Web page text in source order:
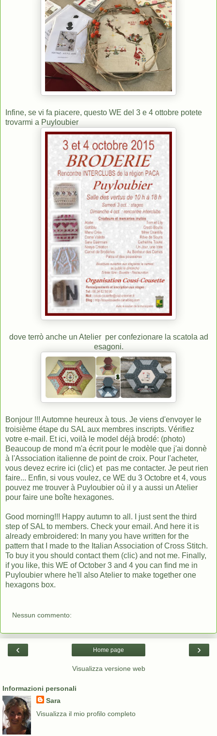
Infine, se vi fa piacere, questo WE del 3 e 4 ottobre potete
trovarmi a Puyloubier
dove terrò anche un Atelier per confezionare la scatola ad
esagoni.
Bonjour !!! Automne heureux à tous. Je viens d'envoyer le
troisième étape du SAL aux membres inscripts. Vérifiez
votre e-mail. Et ici, voilà le model déjà brodé: (photo)
Beaucoup de mond m'a écrit pour le modèle que j'ai donnè
à l'Association italienne de point de croix. Pour l'acheter,
vous devez ecrire ici (clic) et pas me contacter. Je peut rien
faire... Enfin, si vous voulez, ce WE du 3 Octobre et 4, vous
pouvez me trouver à Puyloubier où il y a aussi un Atelier
pour faire une boîte hexagones.
Good morning!!! Happy autumn to all. I just sent the third
step of SAL to members. Check your email. And here it is
already embroidered: In many you have written for the
pattern that I made to the Italian Association of Cross Stitch.
To buy it you should contact them (clic) and not me. Finally,
if you like, this WE of October 3 and 4 you can find me in
Puyloubier where he'll also Atelier to make together one
hexagons box.
Nessun commento:
‹ ›
Home page
Visualizza versione web
Informazioni personali
Sara
Visualizza il mio profilo completo